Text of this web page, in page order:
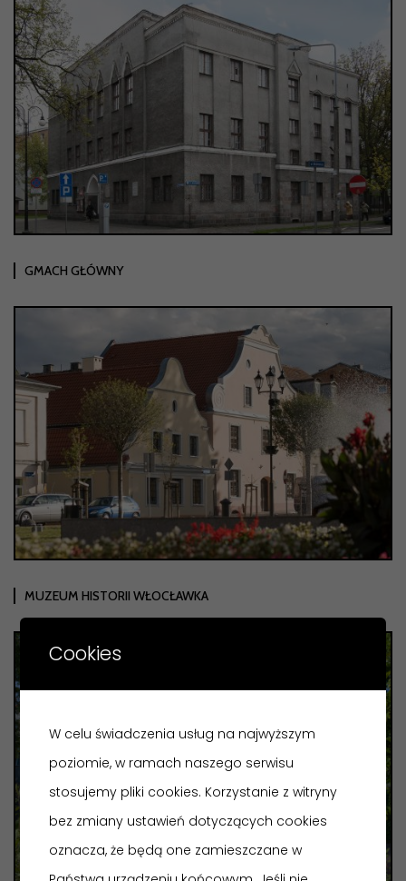
GMACH GŁÓWNY
MUZEUM HISTORII WŁOCŁAWKA
Cookies
W celu świadczenia usług na najwyższym
poziomie, w ramach naszego serwisu
stosujemy pliki cookies. Korzystanie z witryny
bez zmiany ustawień dotyczących cookies
oznacza, że będą one zamieszczane w